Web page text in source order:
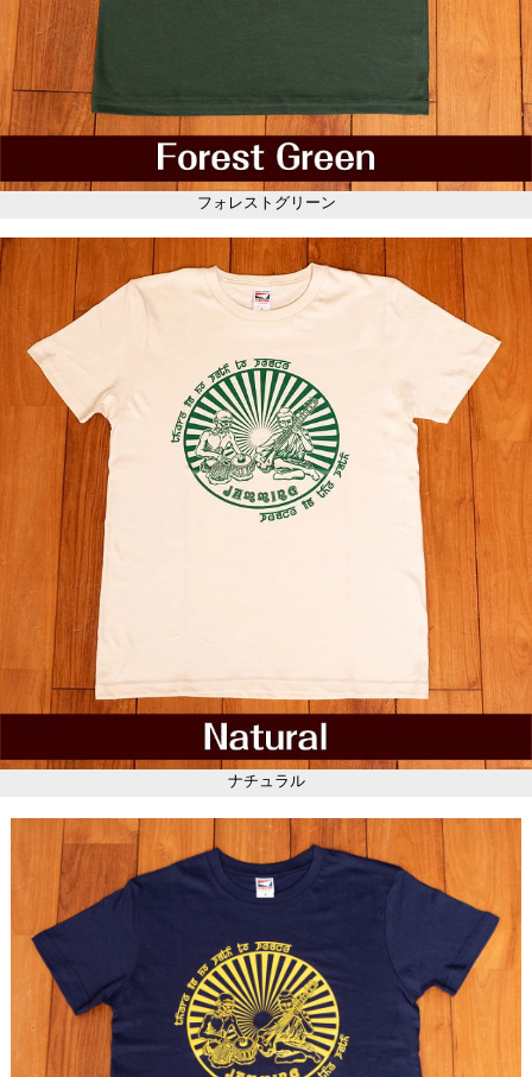
フォレストグリーン
ナチュラル